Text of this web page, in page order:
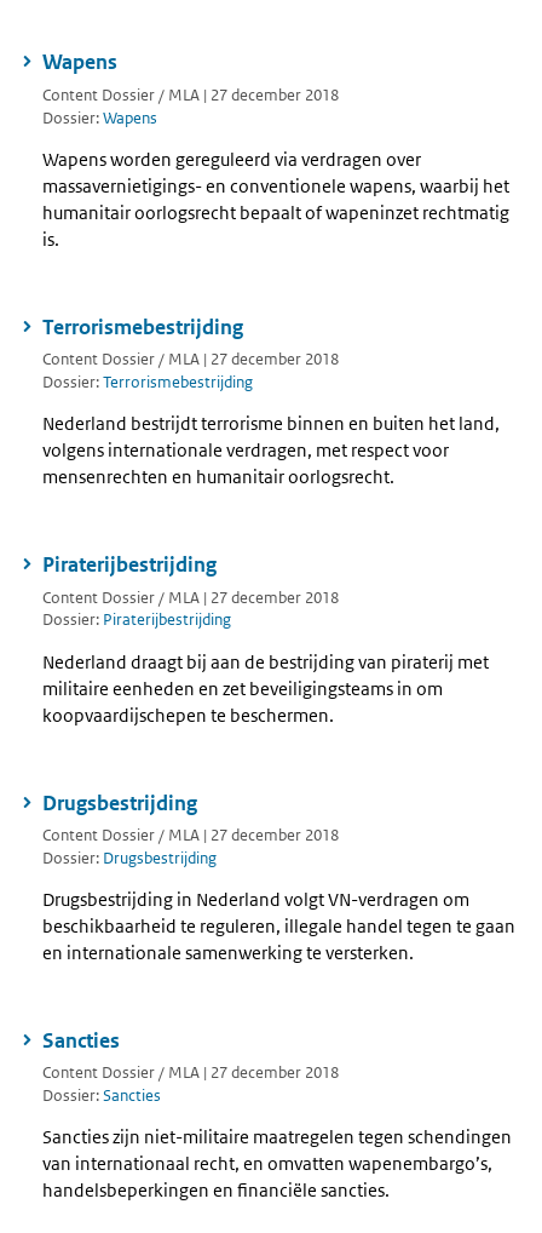
Wapens
Content Dossier / MLA | 27 december 2018
Dossier:Wapens
Wapens worden gereguleerd via verdragen over
massavernietigings- en conventionele wapens, waarbij het
humanitair oorlogsrecht bepaalt of wapeninzet rechtmatig
is.
Terrorismebestrijding
Content Dossier / MLA | 27 december 2018
Dossier:Terrorismebestrijding
Nederland bestrijdt terrorisme binnen en buiten het land,
volgens internationale verdragen, met respect voor
mensenrechten en humanitair oorlogsrecht.
Piraterijbestrijding
Content Dossier / MLA | 27 december 2018
Dossier: Piraterijbestrijding
Nederland draagt bij aan de bestrijding van piraterij met
militaire eenheden en zet beveiligingsteams in om
koopvaardijschepen te beschermen.
Drugsbestrijding
Content Dossier / MLA | 27 december 2018
Dossier: Drugsbestrijding
Drugsbestrijding in Nederland volgt VN-verdragen om
beschikbaarheid te reguleren, illegale handel tegen te gaan
en internationale samenwerking te versterken.
Sancties
Content Dossier / MLA | 27 december 2018
Dossier:Sancties
Sancties zijn niet-militaire maatregelen tegen schendingen
van internationaal recht, en omvatten wapenembargo’s,
handelsbeperkingen en financiële sancties.